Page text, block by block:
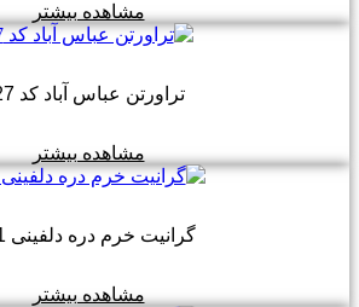
مشاهده بیشتر
تراورتن عباس آباد کد 27
مشاهده بیشتر
گرانیت خرم دره دلفینی A1
مشاهده بیشتر